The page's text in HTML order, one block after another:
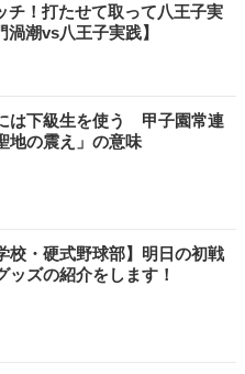
チ！打たせて取って八王子実
潮vs八王子実践】
は下級生を使う 甲子園常連
地の震え」の意味
校・硬式野球部】明日の初戦
ッズの紹介をします！